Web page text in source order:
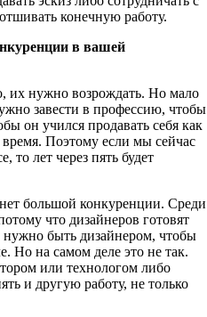
конечную работу.
в вашей
их нужно возрождать. Но мало
завести в профессию, чтобы
он учился продавать себя как
Поэтому если мы сейчас
то лет через пять будет
большой конкуренции. Среди
что дизайнеров готовят
быть дизайнером, чтобы
Но на самом деле это не так.
или технологом либо
и другую работу, не только